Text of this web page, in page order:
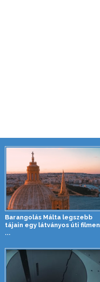
Barangolás Málta legszebb
tájain egy látványos úti filmen
...